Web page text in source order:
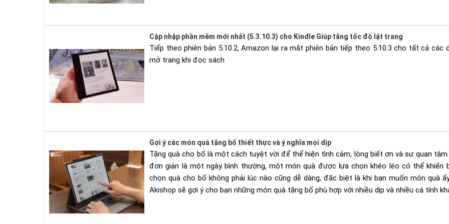
Cập nhập phần mềm mới nhất (5.3.10.3) cho Kindle Giúp tăng tốc độ lật trang
Tiếp theo phiên bản 5.10.2, Amazon lại ra mắt phiên bản tiếp theo 5.10.3 cho tất cả
mở trang khi đọc sách
Gợi ý các món quà tặng bố thiết thực và ý nghĩa mọi dịp
Tặng quà cho bố là một cách tuyệt vời để thể hiện tình cảm, lòng biết ơn và sự quan tâm
đơn giản là một ngày bình thường, một món quà được lựa chọn khéo léo có thể khiến
chọn quà cho bố không phải lúc nào cũng dễ dàng, đặc biệt là khi bạn muốn món quà
Akishop sẽ gợi ý cho bạn những món quà tặng bố phù hợp với nhiều dịp và nhiều cá tính